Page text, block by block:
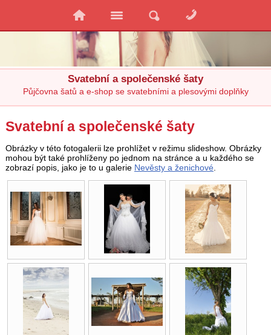
Svatební a společenské šaty
Půjčovna šatů a e-shop se svatebními a plesovými doplňky
Svatební a společenské šaty
Obrázky v této fotogalerii lze prohlížet v režimu slideshow. Obrázky
mohou být také prohlíženy po jednom na stránce a u každého se
zobrazí popis, jako je to u galerie Nevěsty a ženichové.